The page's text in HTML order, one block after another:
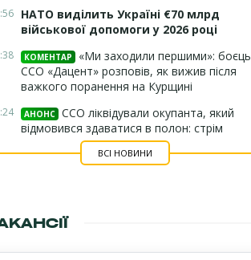
НАТО виділить Україні €70 млрд
військової допомоги у 2026 році
КОМЕНТАР
«Ми заходили першими»: боєць
ССО «Дацент» розповів, як вижив після
важкого поранення на Курщині
АНОНС ССО ліквідували окупанта, який
відмовився здаватися в полон: стрім
ВСІ НОВИНИ